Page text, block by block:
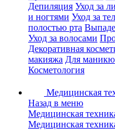
Депиляция Уход за
и ногтями Уход за
полостью рта
Уход за волосами
Декоративная
макияжа Для
Косметология
Медицинская
Назад в меню
Медицинская
Медицинская